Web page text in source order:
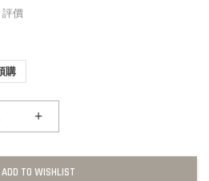
評價
購
+
ADD TO WISHLIST